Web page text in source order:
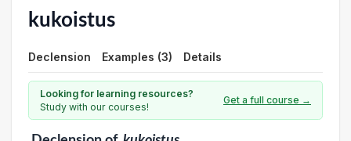
kukoistus
Declension Examples (3) Details
Looking for learning resources?
Study with our courses!
Get a full course →